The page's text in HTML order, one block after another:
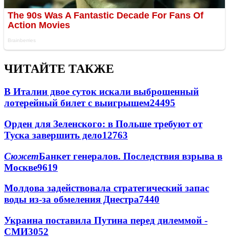
ЧИТАЙТЕ ТАКЖЕ
В Италии двое суток искали выброшенный
лотерейный билет с выигрышем24495
Орден для Зеленского: в Польше требуют от
Туска завершить дело12763
СюжетБанкет генералов. Последствия взрыва в
Москве9619
Молдова задействовала стратегический запас
воды из-за обмеления Днестра7440
Украина поставила Путина перед дилеммой -
СМИ3052